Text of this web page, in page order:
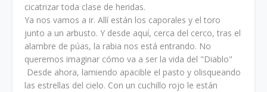
cicatrizar toda clase de heridas.
Ya nos vamos a ir. Allí están los caporales y el toro
junto a un arbusto. Y desde aquí, cerca del cerco, tras el
alambre de púas, la rabia nos está entrando. No
queremos imaginar cómo va a ser la vida del "Diablo"
Desde ahora, lamiendo apacible el pasto y olisqueando
las estrellas del cielo. Con un cuchillo rojo le están